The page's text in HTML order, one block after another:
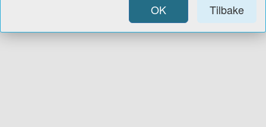
OK Tilbake